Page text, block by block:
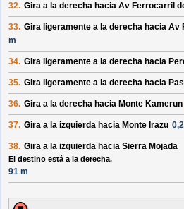
32. Gira a la derecha hacia Av Ferrocarril
33. Gira ligeramente a la derecha hacia Av
m
34. Gira ligeramente a la derecha hacia
35. Gira ligeramente a la derecha hacia
36. Gira a la derecha hacia Monte Kamerun
37. Gira a la izquierda hacia Monte Irazu
38. Gira a la izquierda hacia Sierra Mojada
El destino está a la derecha.
91 m